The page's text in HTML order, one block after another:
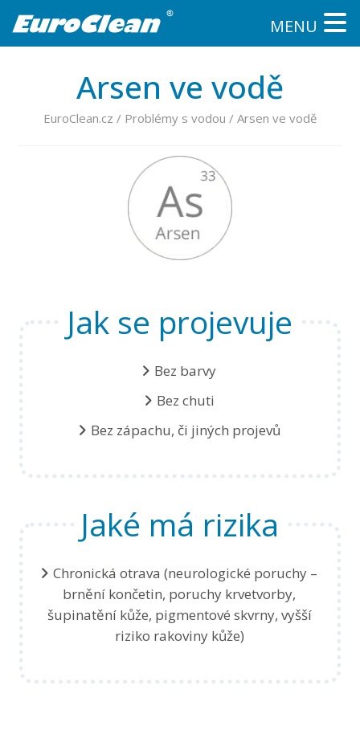
MENU
Arsen ve vodě
EuroClean.cz / Problémy s vodou / Arsen ve vodě
Jak se projevuje
Bez barvy
Bez chuti
Bez zápachu, či jiných projevů
Jaké má rizika
Chronická otrava (neurologické poruchy –
brnění končetin, poruchy krvetvorby,
šupinatění kůže, pigmentové skvrny, vyšší
riziko rakoviny kůže)